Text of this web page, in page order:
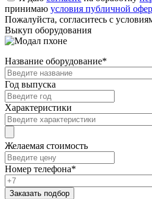
принимаю условия публичной
Пожалуйста, согласитесь с
Выкуп оборудования
Название оборудование*
Год выпуска
Характеристики
Желаемая стоимость
Номер телефона*